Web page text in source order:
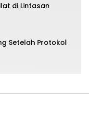
di Lintasan
Setelah Protokol